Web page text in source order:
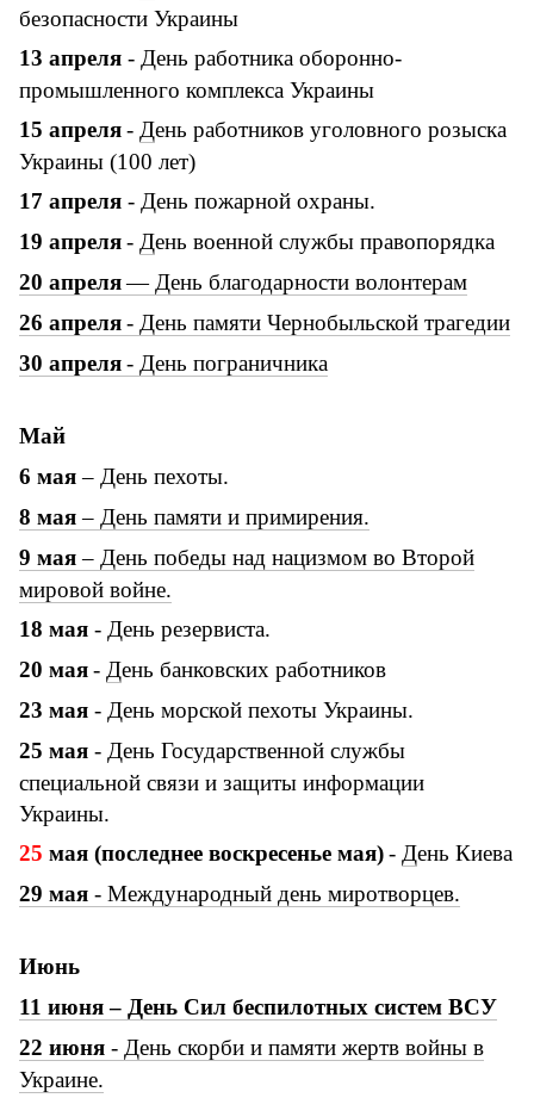
безопасности Украины
13 апреля - День работника оборонно-
промышленного комплекса Украины
15 апреля- День работников уголовного розыска
Украины (100 лет)
17 апреля - День пожарной охраны.
19 апреля- День военной службы правопорядка
20 апреля— День благодарности волонтерам
26 апреля- День памяти Чернобыльской трагедии
30 апреля- День пограничника
Май
6 мая– День пехоты.
8 мая– День памяти и примирения.
9 мая– День победы над нацизмом во Второй
мировой войне.
18 мая - День резервиста.
20 мая- День банковских работников
23 мая - День морской пехоты Украины.
25 мая - День Государственной службы
специальной связи и защиты информации
Украины.
25 мая (последнее воскресенье мая)- День Киева
29 мая - Международный день миротворцев.
Июнь
11 июня – День Сил беспилотных систем ВСУ
22 июня - День скорби и памяти жертв войны в
Украине.